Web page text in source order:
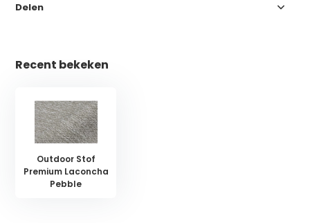
Delen
Recent bekeken
Outdoor Stof
Premium Laconcha
Pebble